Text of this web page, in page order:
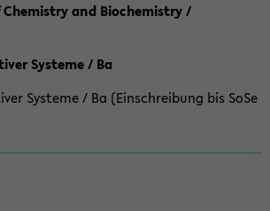
and Biochemistry /
Systeme / Ba
Systeme / Ba (Einschreibung bis SoSe